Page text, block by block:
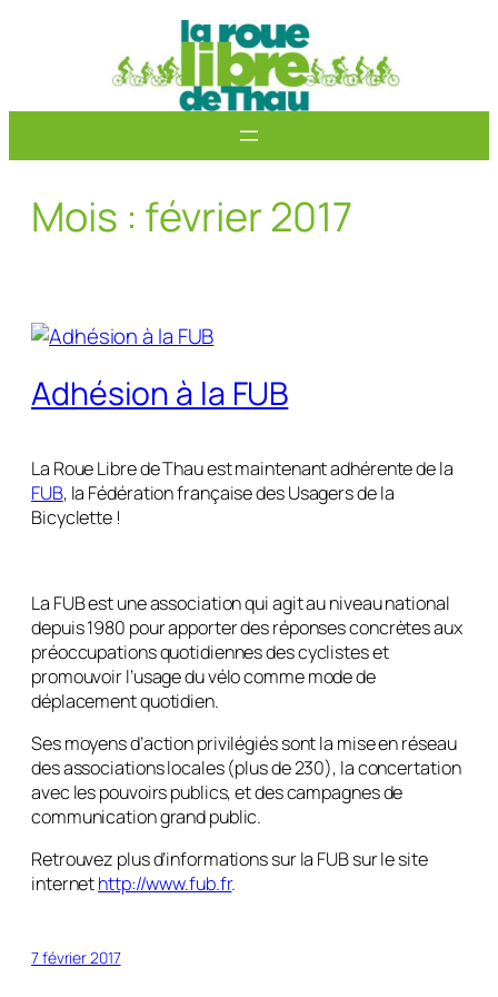
Mois : février 2017
Adhésion à la FUB
La Roue Libre de Thau est maintenant adhérente de la
FUB, la Fédération française des Usagers de la
Bicyclette !
La FUB est une association qui agit au niveau national
depuis 1980 pour apporter des réponses concrètes aux
préoccupations quotidiennes des cyclistes et
promouvoir l’usage du vélo comme mode de
déplacement quotidien.
Ses moyens d’action privilégiés sont la mise en réseau
des associations locales (plus de 230), la concertation
avec les pouvoirs publics, et des campagnes de
communication grand public.
Retrouvez plus d’informations sur la FUB sur le site
internethttp://www.fub.fr.
7 février 2017